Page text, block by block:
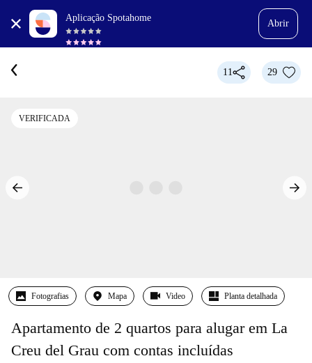
Aplicação Spotahome
Abrir
11 29
VERIFICADA
Fotografias Mapa Video Planta detalhada
Apartamento de 2 quartos para alugar em La
Creu del Grau com contas incluídas